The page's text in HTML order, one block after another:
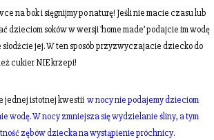
na bok i sięgnijmy po naturę! Jeśli nie macie czasu lub
dzieciom soków w wersji 'home made’ podajcie im wodę
słodźcie jej. W ten sposób przyzwyczajacie dziecko do
cukier NIE krzepi!
jednej istotnej kwestiiw nocy nie podajemy dzieciom
wodę. W nocy zmniejsza się wydzielanie śliny, a tym
zębów dziecka na wystąpienie próchnicy.